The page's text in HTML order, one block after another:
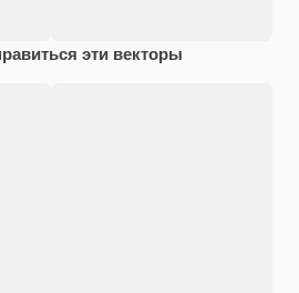
эти векторы